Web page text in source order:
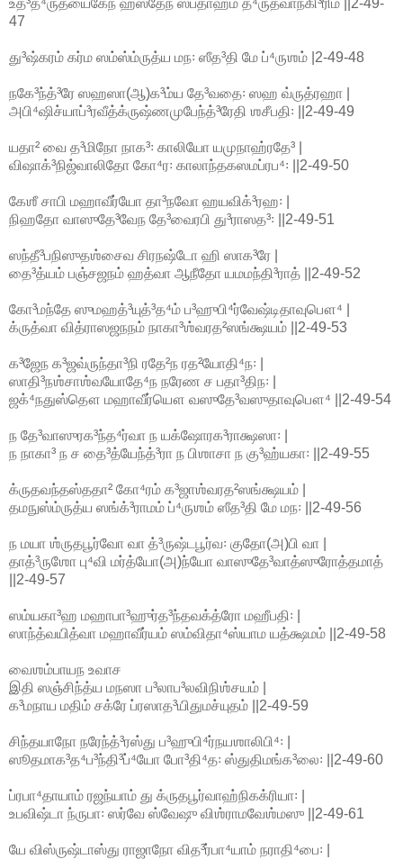
உத்³த்⁴ருத்யைகேந ஹஸ்தேந ஸப்தாஹம் த்⁴ருதவாந்கி³ரிம் ||2-49-
47
து³ஷ்கரம் கர்ம ஸம்ஸ்ம்ருத்ய மந꞉ ஸீத³தி மே ப்⁴ருஶம் |2-49-48
நகே³ந்த்³ரே ஸஹஸா(ஆ)க³ம்ய தே³வதை꞉ ஸஹ வ்ருத்ரஹா |
அபி⁴ஷிச்யாப்³ரவீத்க்ருஷ்ணமுபேந்த்³ரேதி ஶசீபதி꞉ ||2-49-49
யதா² வை த³மிநோ நாக³꞉ காலியோ யமுநாஹ்ரதே³ |
விஷாக்³நிஜ்வாலிதோ கோ⁴ர꞉ காலாந்தகஸமப்ரப⁴꞉ ||2-49-50
கேஶீ சாபி மஹாவீர்யோ தா³நவோ ஹயவிக்³ரஹ꞉ |
நிஹதோ வாஸுதே³வேந தே³வைரபி து³ராஸத³꞉ ||2-49-51
ஸந்தீ³பநிஸுதஶ்சைவ சிரநஷ்டோ ஹி ஸாக³ரே |
தை³த்யம் பஞ்சஜநம் ஹத்வா ஆநீதோ யமமந்தி³ராத் ||2-49-52
கோ³மந்தே ஸுமஹத்³யுத்³த⁴ம் ப³ஹுபி⁴ர்வேஷ்டிதாவுபௌ⁴ |
க்ருத்வா வித்ராஸஜநநம் நாகா³ஶ்வரத²ஸங்க்ஷயம் ||2-49-53
க³ஜேந க³ஜவ்ருந்தா³நி ரதே²ந ரத²யோதி⁴ந꞉ |
ஸாதி³நஶ்சாஶ்வயோதே⁴ந நரேண ச பதா³திந꞉ |
ஜக்⁴நதுஸ்தௌ மஹாவீர்யௌ வஸுதே³வஸுதாவுபௌ⁴ ||2-49-54
ந தே³வாஸுரக³ந்த⁴ர்வா ந யக்ஷோரக³ராக்ஷஸா꞉ |
ந நாகா³ ந ச தை³த்யேந்த்³ரா ந பிஶாசா ந கு³ஹ்யகா꞉ ||2-49-55
க்ருதவந்தஸ்ததா² கோ⁴ரம் க³ஜாஶ்வரத²ஸங்க்ஷயம் |
தமநுஸ்ம்ருத்ய ஸங்க்³ராமம் ப்⁴ருஶம் ஸீத³தி மே மந꞉ ||2-49-56
ந மயா ஶ்ருதபூர்வோ வா த்³ருஷ்டபூர்வ꞉ குதோ(அ)பி வா |
தாத்³ருஶோ பு⁴வி மர்த்யோ(அ)ந்யோ வாஸுதே³வாத்ஸுரோத்தமாத்
||2-49-57
ஸம்யகா³ஹ மஹாபா³ஹுர்த³ந்தவக்த்ரோ மஹீபதி꞉ |
ஸாந்த்வயித்வா மஹாவீர்யம் ஸம்விதா⁴ஸ்யாம யத்க்ஷமம் ||2-49-58
வைஶம்பாயந உவாச
இதி ஸஞ்சிந்த்ய மநஸா ப³லாப³லவிநிஶ்சயம் |
க³மநாய மதிம் சக்ரே ப்ரஸாத³யிதுமச்யுதம் ||2-49-59
சிந்தயாநோ நரேந்த்³ரஸ்து ப³ஹுபி⁴ர்நயஶாலிபி⁴꞉ |
ஸூதமாக³த⁴ப³ந்தி³ப்⁴யோ போ³தி⁴த꞉ ஸ்துதிமங்க³லை꞉ ||2-49-60
ப்ரபா⁴தாயாம் ரஜந்யாம் து க்ருதபூர்வாஹ்நிகக்ரியா꞉ |
உபவிஷ்டா ந்ருபா꞉ ஸர்வே ஸ்வேஷு விஶ்ராமவேஶ்மஸு ||2-49-61
யே விஸ்ருஷ்டாஸ்து ராஜாநோ வித³ர்பா⁴யாம் நராதி⁴பை꞉ |